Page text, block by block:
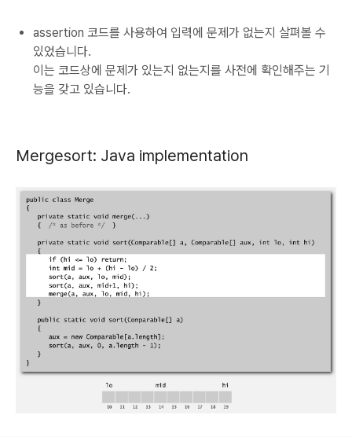
assertion 코드를 사용하여 입력에 문제가 없는지 살펴볼 수
있었습니다.
이는 코드상에 문제가 있는지 없는지를 사전에 확인해주는 기
능을 갖고 있습니다.
Mergesort: Java implementation